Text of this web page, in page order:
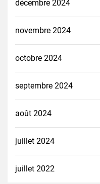
décembre 2024
novembre 2024
octobre 2024
septembre 2024
août 2024
juillet 2024
juillet 2022